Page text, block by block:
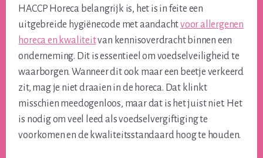
HACCP Horeca belangrijk is, het is in feite een
uitgebreide hygiënecode met aandachtvoor allergenen
horeca en kwaliteitvan kennisoverdracht binnen een
onderneming. Dit is essentieel om voedselveiligheid te
waarborgen. Wanneer dit ook maar een beetje verkeerd
zit, mag je niet draaien in de horeca. Dat klinkt
misschien meedogenloos, maar dat is het juist niet. Het
is nodig om veel leed als voedselvergiftiging te
voorkomen en de kwaliteitsstandaard hoog te houden.